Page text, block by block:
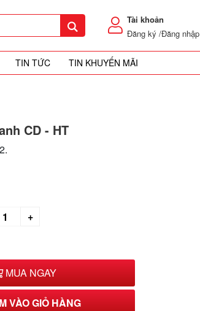
Tài khoản
Đăng ký /Đăng nhập
TIN TỨC TIN KHUYẾN MÃI
CD - HT
MUA NGAY
VÀO GIỎ HÀNG